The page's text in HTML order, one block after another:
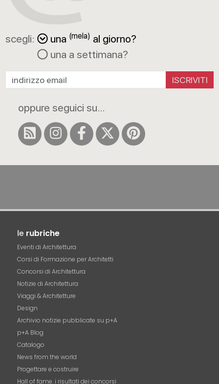
scegli: una (mela) al giorno?
una a settimana?
ISCRIVITI
oppure seguici su...
le rubriche
Eventi di Architettura
Corsi di Formazione per Architetti
Concorsi di Architettura
Notizie di Architettura
Viaggi & Architetture
Design
Archivio notizie pubblicate su p+A
p+A Blog
Catalogo
News from the world
Progettare e costruire
Hall of fame. i risultati dei concorsi